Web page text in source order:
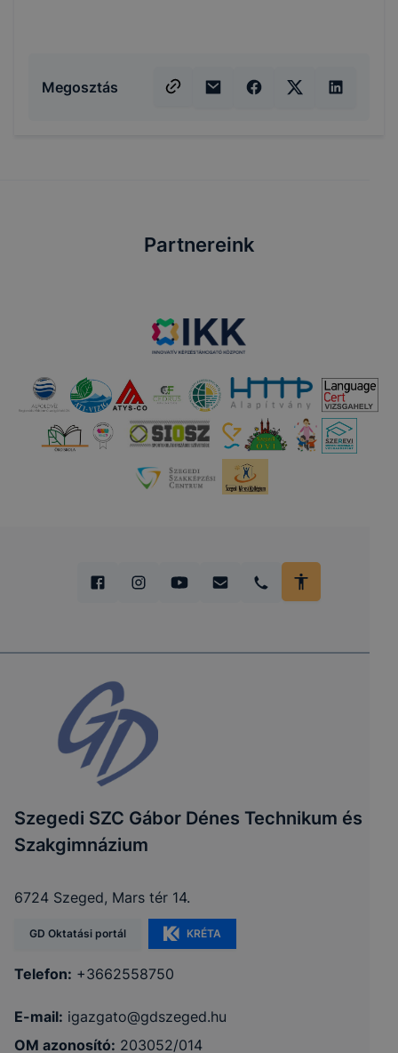
Megosztás
Partnereink
Szegedi SZC Gábor Dénes Technikum és
Szakgimnázium
6724 Szeged, Mars tér 14.
GD Oktatási portál KRÉTA
Telefon: +3662558750
E-mail: igazgato@gdszeged.hu
OM azonosító: 203052/014